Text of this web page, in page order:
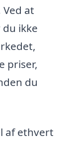
at
ikke
priser,
du
af ethvert